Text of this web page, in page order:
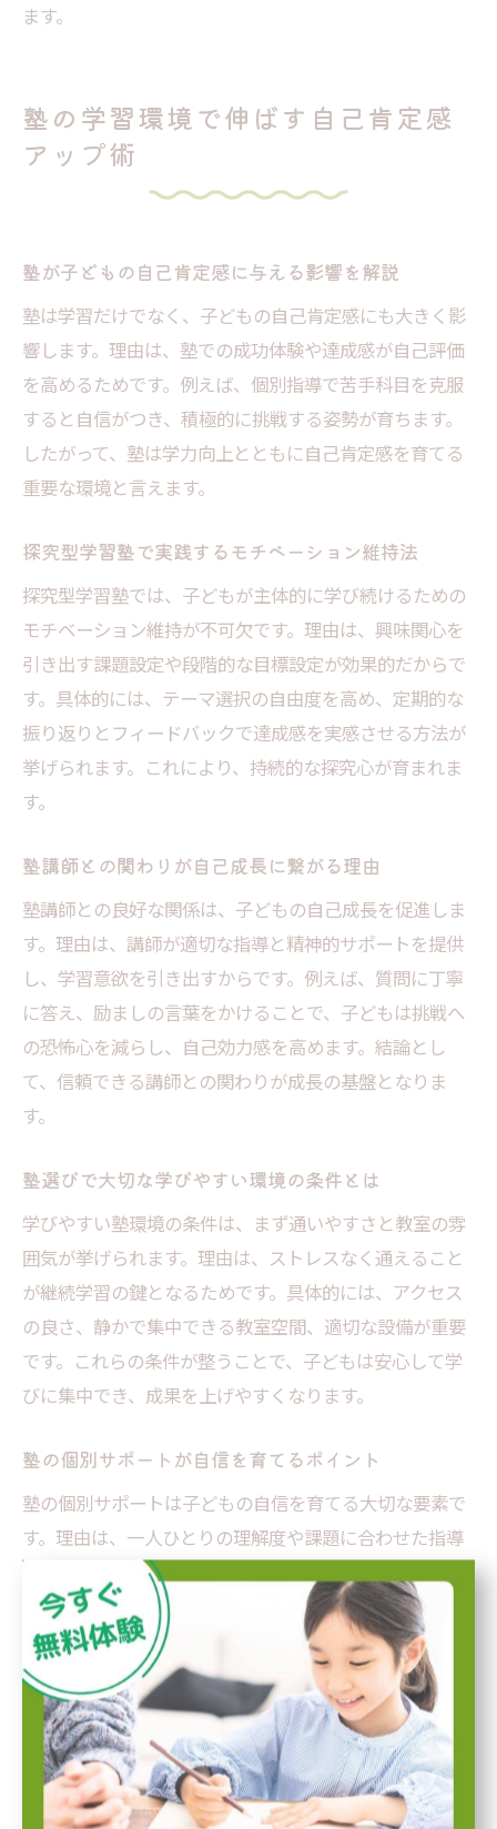
ます。
塾の学習環境で伸ばす自己肯定感
アップ術
塾が子どもの自己肯定感に与える影響を解説
塾は学習だけでなく、子どもの自己肯定感にも大きく影
響します。理由は、塾での成功体験や達成感が自己評価
を高めるためです。例えば、個別指導で苦手科目を克服
すると自信がつき、積極的に挑戦する姿勢が育ちます。
したがって、塾は学力向上とともに自己肯定感を育てる
重要な環境と言えます。
探究型学習塾で実践するモチベーション維持法
探究型学習塾では、子どもが主体的に学び続けるための
モチベーション維持が不可欠です。理由は、興味関心を
引き出す課題設定や段階的な目標設定が効果的だからで
す。具体的には、テーマ選択の自由度を高め、定期的な
振り返りとフィードバックで達成感を実感させる方法が
挙げられます。これにより、持続的な探究心が育まれま
す。
塾講師との関わりが自己成長に繋がる理由
塾講師との良好な関係は、子どもの自己成長を促進しま
す。理由は、講師が適切な指導と精神的サポートを提供
し、学習意欲を引き出すからです。例えば、質問に丁寧
に答え、励ましの言葉をかけることで、子どもは挑戦へ
の恐怖心を減らし、自己効力感を高めます。結論とし
て、信頼できる講師との関わりが成長の基盤となりま
す。
塾選びで大切な学びやすい環境の条件とは
学びやすい塾環境の条件は、まず通いやすさと教室の雰
囲気が挙げられます。理由は、ストレスなく通えること
が継続学習の鍵となるためです。具体的には、アクセス
の良さ、静かで集中できる教室空間、適切な設備が重要
です。これらの条件が整うことで、子どもは安心して学
びに集中でき、成果を上げやすくなります。
塾の個別サポートが自信を育てるポイント
塾の個別サポートは子どもの自信を育てる大切な要素で
す。理由は、一人ひとりの理解度や課題に合わせた指導
が可能だからです。具体的には、苦手分野の克服に向け
た繰り返し練習や、達成感を得られる小目標の設定が効
果的です。こうした個別対応により、子どもは自信を持
って学習に取り組めるようになります。
探究型学習で広がる塾活用法